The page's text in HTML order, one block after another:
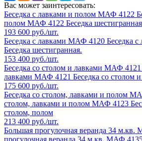
Вас может заинтересовать:
Беседка с лавками и полом МАФ 4122
полом МАФ 4122 Беседка
193 600 руб./шт.
Беседка с лавками МАФ 4120 Беседка
Беседка шестигранная.
153 400 руб./шт.
Беседка со столом и лавками МАФ 4121
лавками МАФ 4121 Беседка со столом
175 600 руб./шт.
Беседка со столом, лавками и полом
столом, лавками и полом МАФ 4123
столом, полом
213 400 руб./шт.
Большая прогулочная веранда 34
прогулочная веранда 34 м.кв. МАФ